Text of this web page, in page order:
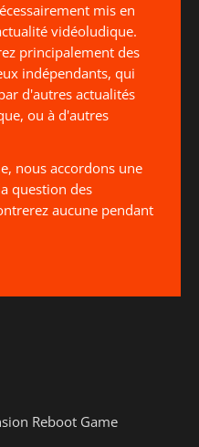
mis en
vidéoludique.
principalement des
indépendants, qui
d'autres actualités
ou à d'autres
nous accordons une
question des
aucune pendant
Reboot Game